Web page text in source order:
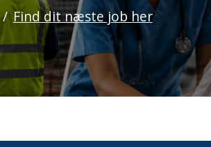
Find dit næste job her